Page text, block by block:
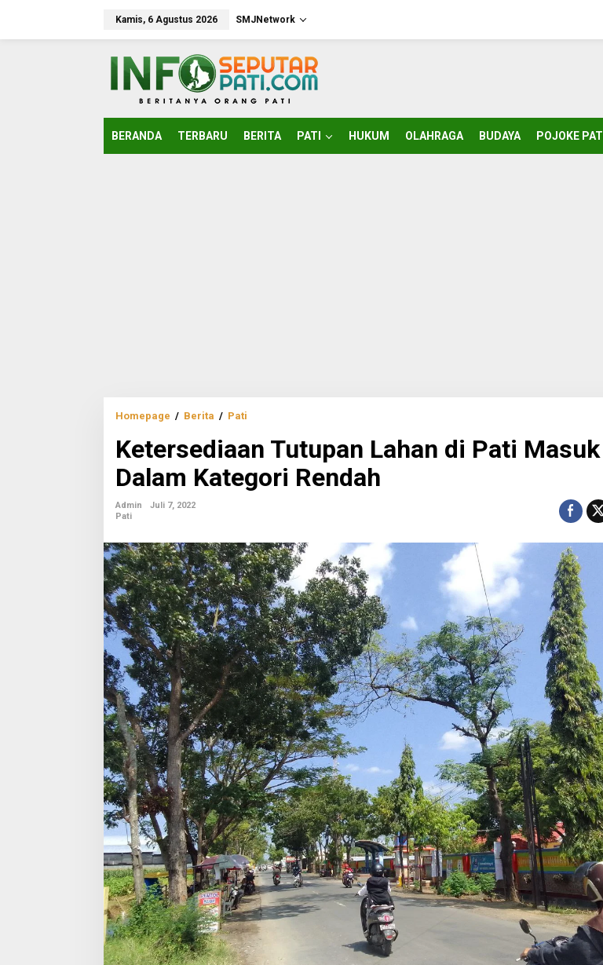
Kamis, 6 Agustus 2026 SMJNetwork
BERANDA TERBARU BERITA PATI HUKUM OLAHRAGA BUDAYA POJOKE PATI
Homepage / Berita / Pati
Lahan
di
Pati
Masuk
Ketersediaan Tutupan Lahan di Pati Masuk
Dalam Kategori Rendah
Admin
Juli 7, 2022
Pati